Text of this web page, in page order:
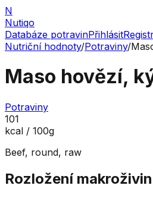
N
Nutiqo
Databáze potravinPřihlásit
Nutriční hodnoty/Potraviny/
Maso hovězí,
Potraviny
101
kcal / 100g
Beef, round, raw
Rozložení makroživin